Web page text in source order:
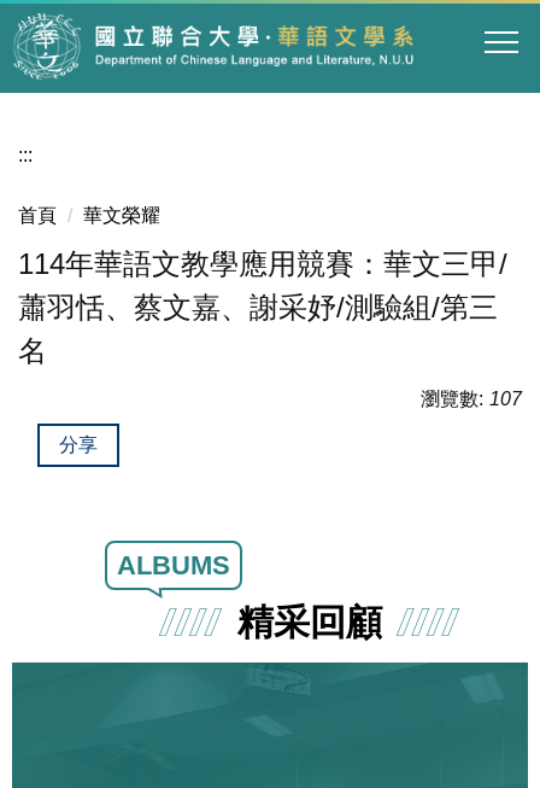
跳
到
主
容
:::
首頁 華文榮耀
114年華語文教學應用競賽：華文三甲/
蕭羽恬、蔡文嘉、謝采妤/測驗組/第三
名
瀏覽數: 107
分享
精采回顧
ALBUMS